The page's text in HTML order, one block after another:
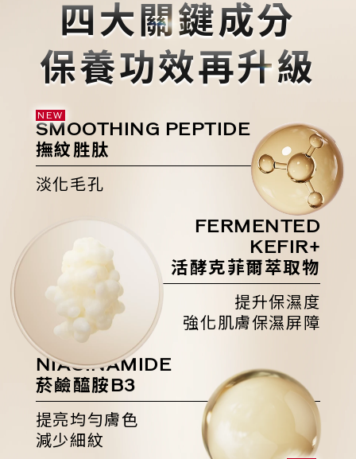
四大關鍵成分
保養功效再升級
NEW
SMOOTHING PEPTIDE
撫紋胜肽
淡化毛孔
FERMENTED
KEFIR+
活酵克菲爾萃取物
提升保濕度
強化肌膚保濕屏障
NIACINAMIDE
菸鹼醯胺 B3
提亮均勻膚色
減少細紋